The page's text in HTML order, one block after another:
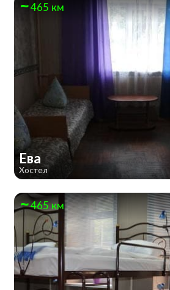
465 км
Ева
Хостел
465 км